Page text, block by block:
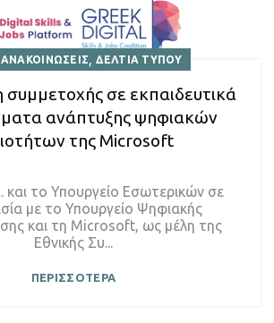
,ΔΕΛΤΙΑ ΤΥΠΟΥ
σε εκπαιδευτικά
ανάπτυξης ψηφιακών
της Microsoft
και το Υπουργείο Εσωτερικών σε
με το Υπουργείο Ψηφιακής
και τη Microsoft, ως μέλη της
Εθνικής Συ...
ΠΕΡΙΣΣΟΤΕΡΑ